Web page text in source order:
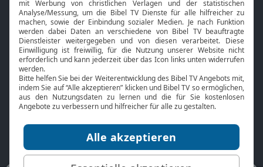
Nächster Gottesdienst
Bibel TV
Über uns
Jobs
Mediadaten
Service
Kontakt
TV-Empfang